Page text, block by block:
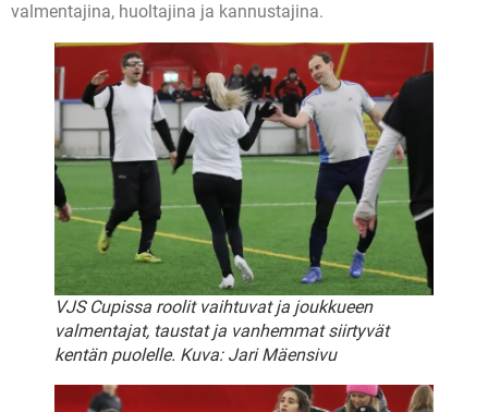
valmentajina, huoltajina ja kannustajina.
VJS Cupissa roolit vaihtuvat ja joukkueen
valmentajat, taustat ja vanhemmat siirtyvät
kentän puolelle. Kuva: Jari Mäensivu